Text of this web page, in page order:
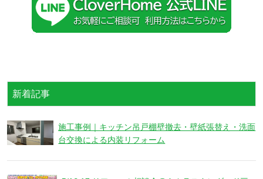
新着記事
施工事例｜キッチン吊戸棚壁撤去・壁紙張替え・洗面
台交換による内装リフォーム